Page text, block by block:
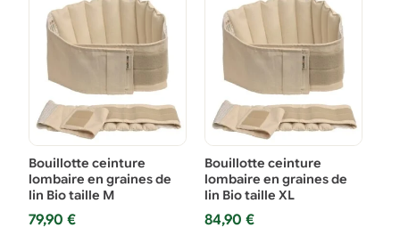
Bouillotte ceinture
lombaire en graines de
lin Bio taille M
79,90€
Bouillotte ceinture
lombaire en graines de
lin Bio taille XL
84,90 €